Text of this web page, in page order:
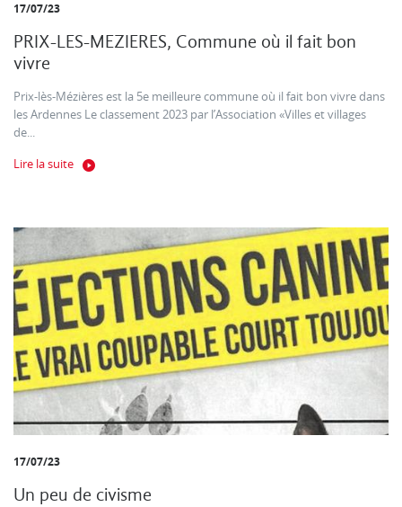
17/07/23
PRIX-LES-MEZIERES, Commune où il fait bon
vivre
Prix-lès-Mézières est la 5e meilleure commune où il fait bon vivre dans
les Ardennes Le classement 2023 par l’Association «Villes et villages
de...
Lire la suite
17/07/23
Un peu de civisme